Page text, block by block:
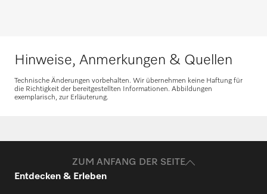
Ersatzteile anfragen
Hinweise, Anmerkungen & Quellen
Technische Änderungen vorbehalten. Wir übernehmen keine Haftung für
die Richtigkeit der bereitgestellten Informationen. Abbildungen
exemplarisch, zur Erläuterung.
ZUM ANFANG DER SEITE
Entdecken & Erleben